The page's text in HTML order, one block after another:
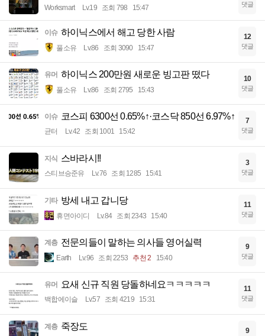
Worksmart Lv.19 조회 798 15:47 댓글
이슈 하이닉스에서 해고 당한 사람
풀소유 Lv.86 조회 3090 15:47
12
댓글
유머 하이닉스 200만원 새로운 빙고판 떴다
풀소유 Lv.86 조회 2795 15:43
10
댓글
이슈 코스피 6300선 0.65%↑·코스닥 850선 6.97%↑
균터 Lv.42 조회 1001 15:42
7
댓글
지식 스바라시!!
스티브승준유 Lv.76 조회 1285 15:41
3
댓글
기타 방세 내고 갑니당
휴면아이디 Lv.84 조회 2343 15:40
11
댓글
계층 전문의들이 말하는 의사들 영어실력
Earth Lv.96 조회 2253 추천 2 15:40
9
댓글
유머 요새 신규 직원 당돌하네요ㅋㅋㅋㅋㅋ
백합에이슬 Lv.57 조회 4219 15:31
11
댓글
계층 죽장도 9